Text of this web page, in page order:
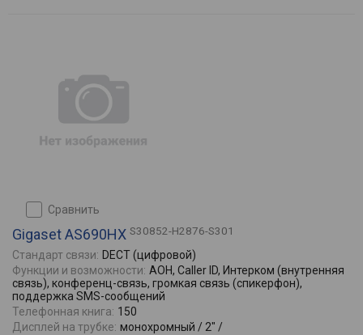
сравнить
Gigaset AS690HX S30852-H2876-S301
Стандарт связи: DECT (цифровой)
Функции и возможности: АОН, Caller ID, Интерком (внутренняя
связь), конференц-связь, громкая связь (спикерфон),
поддержка SMS-сообщений
Телефонная книга: 150
Дисплей на трубке: монохромный / 2" /